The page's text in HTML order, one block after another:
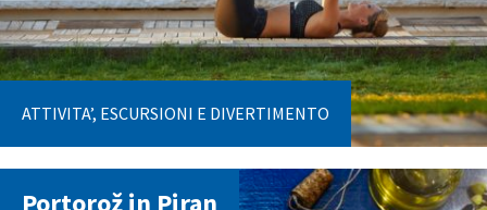
ATTIVITA’, ESCURSIONI E DIVERTIMENTO
Portorož in Piran